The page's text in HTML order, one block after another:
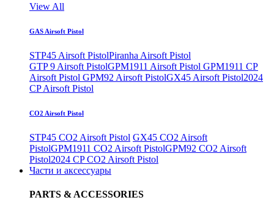
View All
GAS Airsoft Pistol
STP45 Airsoft PistolPiranha Airsoft Pistol
GTP 9 Airsoft PistolGPM1911 Airsoft Pistol GPM1911 CP
Airsoft Pistol GPM92 Airsoft PistolGX45 Airsoft Pistol2024
CP Airsoft Pistol
CO2 Airsoft Pistol
STP45 CO2 Airsoft Pistol GX45 CO2 Airsoft
PistolGPM1911 CO2 Airsoft PistolGPM92 CO2 Airsoft
Pistol2024 CP CO2 Airsoft Pistol
Части и аксессуары
PARTS & ACCESSORIES